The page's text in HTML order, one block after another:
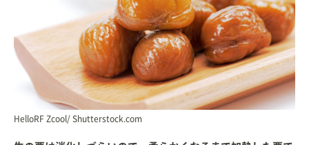
HelloRF Zcool/ Shutterstock.com